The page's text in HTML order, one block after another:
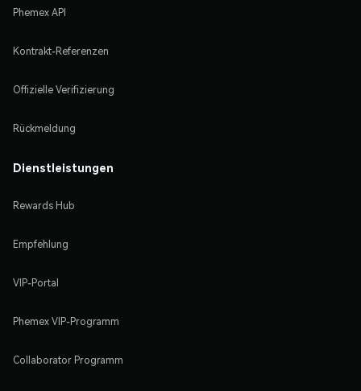
Phemex API
Kontrakt-Referenzen
Offizielle Verifizierung
Rückmeldung
Dienstleistungen
Rewards Hub
Empfehlung
VIP-Portal
Phemex VIP-Programm
Collaborator Programm